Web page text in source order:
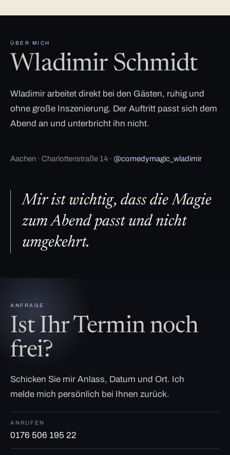
ÜBER MICH
Wladimir Schmidt
Wladimir arbeitet direkt bei den Gästen, ruhig und
ohne große Inszenierung. Der Auftritt passt sich dem
Abend an und unterbricht ihn nicht.
Aachen · Charlottenstraße 14 · @comedymagic_wladimir
Mir ist wichtig, dass die Magie
zum Abend passt und nicht
umgekehrt.
ANFRAGE
Ist Ihr Termin noch
frei?
Schicken Sie mir Anlass, Datum und Ort. Ich
melde mich persönlich bei Ihnen zurück.
ANRUFEN
0176 506 195 22